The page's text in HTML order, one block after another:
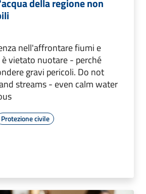
della regione non
nell'affrontare fiumi e
vietato nuotare - perché
gravi pericoli. Do not
streams - even calm water
Protezione civile